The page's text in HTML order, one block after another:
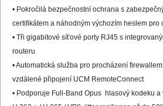
• Pokročilá bezpečnostní ochrana s
certifikátem a náhodným výchozím heslem pro
• Tři gigabitové síťové porty RJ45 s
routeru
• Automatická služba pro procházení
vzdálené připojení UCM RemoteConnect
• Podporuje Full-Band Opus hlasový kodeku